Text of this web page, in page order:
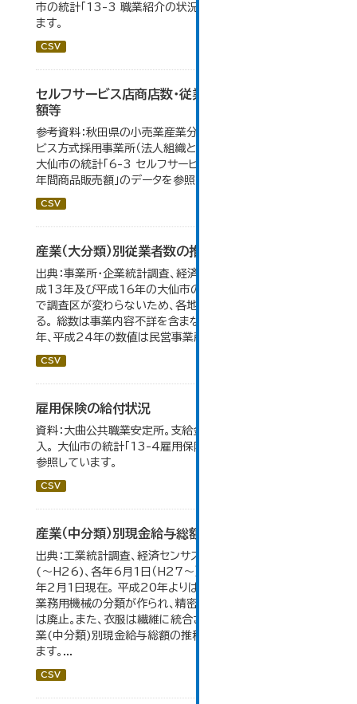
市の統計「13-3 職業紹介の状況」のデータを参照してい
ます。
CSV
セルフサービス店商店数・従業者数・年間商品販売
額等
参考資料：秋田県の小売業産業分類小分類別、セルフサー
ビス方式採用事業所（法人組織と個人経営事業所の合計）。
大仙市の統計「6-3 セルフサービス店 商店数・従業者数・
年間商品販売額」のデータを参照しています。
CSV
産業（大分類）別従業者数の推移
出典：事業所・企業統計調査、経済センサス。 平成11年、平
成13年及び平成16年の大仙市の数値は、合併前、合併後
で調査区が変わらないため、各地域の数値を合算してい
る。 総数は事業内容不詳を含まない。平成11年、平成16
年、平成24年の数値は民営事業所のみの数値。...
CSV
雇用保険の給付状況
資料：大曲公共職業安定所。支給金額の千円未満は四捨五
入。 大仙市の統計「13-4雇用保険の給付状況」のデータを
参照しています。
CSV
産業（中分類）別現金給与総額の推移
出典：工業統計調査、経済センサス。 各年12月31日現在
(～H26)、各年6月1日（H27～）・平成23年のみ平成24
年2月1日現在。 平成20年よりはん用機械、生産用機械、
業務用機械の分類が作られ、精密機械、一般用機械の分類
は廃止。また、衣服は繊維に統合された。 大仙市の統計「産
業(中分類)別現金給与総額の推移」のデータを参照してい
ます。...
CSV